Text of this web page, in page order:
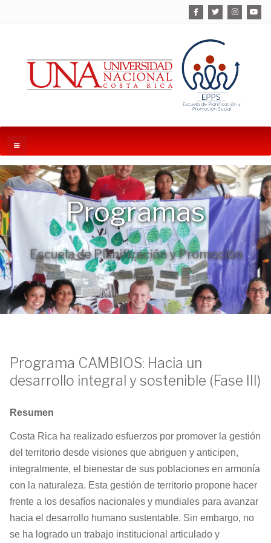
Programas
Escuela de Planificación y Promoción
Social
Programa CAMBIOS: Hacia un
desarrollo integral y sostenible (Fase III)
Resumen
Costa Rica ha realizado esfuerzos por promover la gestión
del territorio desde visiones que abriguen y anticipen,
integralmente, el bienestar de sus poblaciones en armonía
con la naturaleza. Esta gestión de territorio propone hacer
frente a los desafíos nacionales y mundiales para avanzar
hacia el desarrollo humano sustentable. Sin embargo, no
se ha logrado un trabajo institucional articulado y